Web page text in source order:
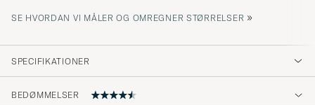
SE HVORDAN VI MÅLER OG OMREGNER STØRRELSER »
SPECIFIKATIONER
BEDØMMELSER